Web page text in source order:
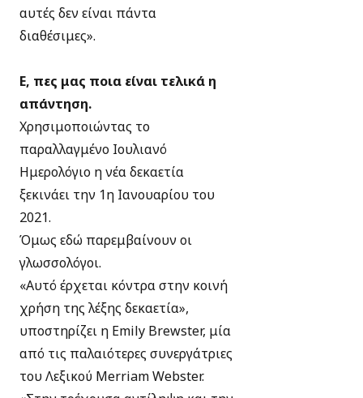
αυτές δεν είναι πάντα
διαθέσιμες».
Ε, πες μας ποια είναι τελικά η
απάντηση.
Χρησιμοποιώντας το
παραλλαγμένο Ιουλιανό
Ημερολόγιο η νέα δεκαετία
ξεκινάει την 1η Ιανουαρίου του
2021.
Όμως εδώ παρεμβαίνουν οι
γλωσσολόγοι.
«Αυτό έρχεται κόντρα στην κοινή
χρήση της λέξης δεκαετία»,
υποστηρίζει η Emily Brewster, μία
από τις παλαιότερες συνεργάτριες
του Λεξικού Merriam Webster.